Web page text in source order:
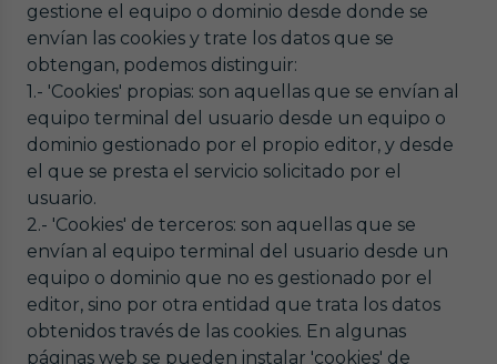
gestione el equipo o dominio desde donde se
envían las cookies y trate los datos que se
obtengan, podemos distinguir:
1.- 'Cookies' propias: son aquellas que se envían al
equipo terminal del usuario desde un equipo o
dominio gestionado por el propio editor, y desde
el que se presta el servicio solicitado por el
usuario.
2.- 'Cookies' de terceros: son aquellas que se
envían al equipo terminal del usuario desde un
equipo o dominio que no es gestionado por el
editor, sino por otra entidad que trata los datos
obtenidos través de las cookies. En algunas
páginas web se pueden instalar 'cookies' de